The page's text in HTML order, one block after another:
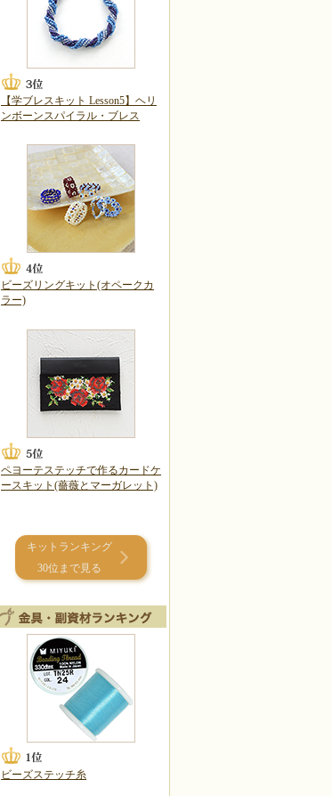
【学ブレスキット Lesson5】ヘリ
ンボーンスパイラル・ブレス
ビーズリングキット(オペークカ
ラー)
ペヨーテステッチで作るカードケ
ースキット(薔薇とマーガレット)
キットランキング
30位まで見る
ビーズステッチ糸